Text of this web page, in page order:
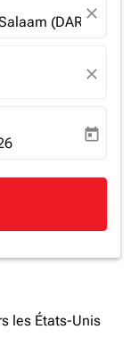
(DAR),close
close
return-date-aria-
today
les États-Unis